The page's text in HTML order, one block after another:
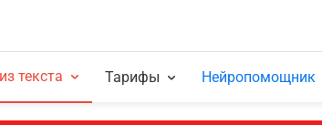
текста Тарифы Нейропомощник